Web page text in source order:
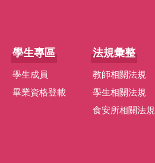
學生專區
學生成員
畢業資格登載
法規彙整
教師相關法規
學生相關法規
食安所相關法規